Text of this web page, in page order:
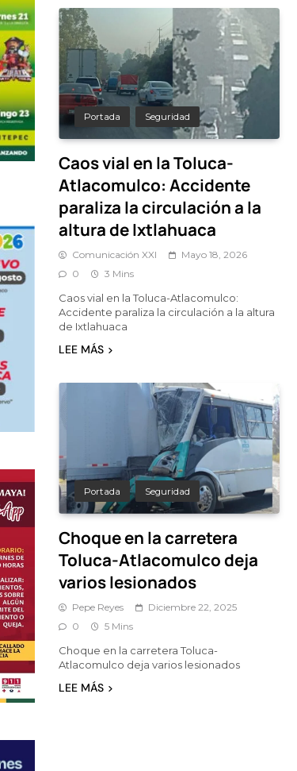
Portada Seguridad
Caos vial en la Toluca-
Atlacomulco: Accidente
paraliza la circulación a la
altura de Ixtlahuaca
Comunicación XXI
Mayo 18, 2026
0
3 Mins
Caos vial en la Toluca-Atlacomulco:
Accidente paraliza la circulación a la altura
de Ixtlahuaca
LEE MÁS
Portada Seguridad
Choque en la carretera
Toluca-Atlacomulco deja
varios lesionados
Pepe Reyes
Diciembre 22, 2025
0
5 Mins
Choque en la carretera Toluca-
Atlacomulco deja varios lesionados
LEE MÁS